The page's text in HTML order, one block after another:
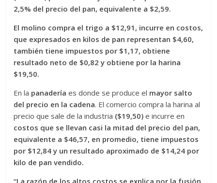
2,5% del precio del pan, equivalente a $2,59.
El molino compra el trigo a $12,91, incurre en costos,
que expresados en kilos de pan representan $4,60,
también tiene impuestos por $1,17, obtiene
resultado neto de $0,82 y obtiene por la harina
$19,50.
En la panadería es donde se produce el mayor salto
del precio en la cadena. El comercio compra la harina al
precio que sale de la industria ($19,50) e incurre en
costos que se llevan casi la mitad del precio del pan,
equivalente a $46,57, en promedio, tiene impuestos
por $12,84 y un resultado aproximado de $14,24 por
kilo de pan vendido.
“La razón de los altos costos se explica por la fusión